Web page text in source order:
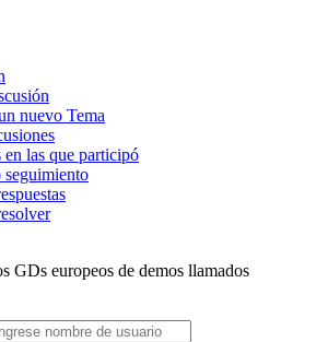
nuevo Tema
en las que participó
seguimiento
GDs europeos de demos llamados